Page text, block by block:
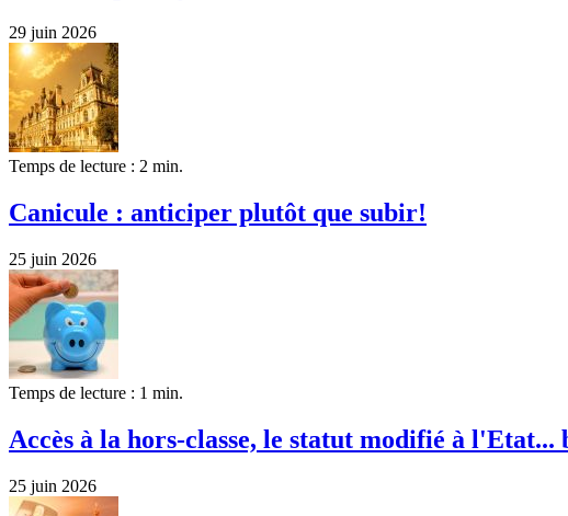
29 juin 2026
Temps de lecture : 2 min.
Canicule : anticiper plutôt que subir!
25 juin 2026
Temps de lecture : 1 min.
Accès à la hors-classe, le statut modifié à l'Etat...
25 juin 2026